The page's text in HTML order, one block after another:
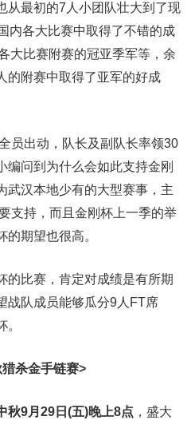
从最初的7人小团队壮大到了现
内各大比赛中取得了不错的成
大比赛附赛的冠亚季军等，余
的附赛中取得了亚军的好成
员出动，队长及副队长率领30
编问到为什么会如此支持金刚
武汉本地少有的大型赛事，主
支持，而且金刚杯上一季的举
期望也很高。
的比赛，肯定对成绩是有所期
战队成员能够瓜分9人FT席
杀金手链赛>
秋9月29日(五)晚上8点 ，盛大